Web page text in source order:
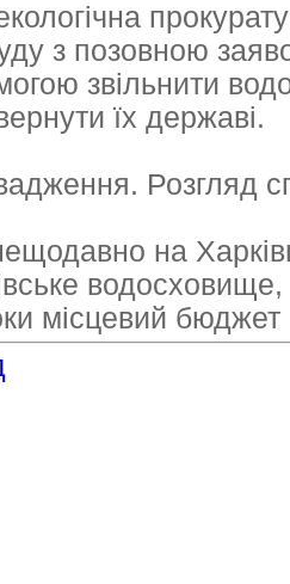
з позовною
звільнити
їх державі.
Розгляд
на
місцевий